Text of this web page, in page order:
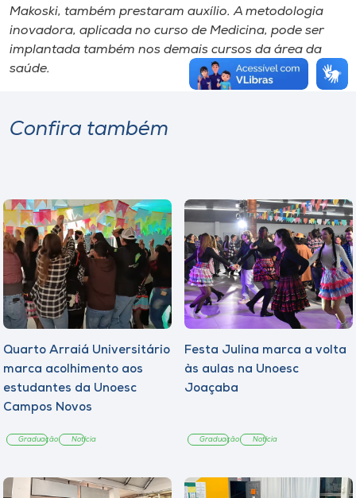
Makoski, também prestaram auxílio. A metodologia
inovadora, aplicada no curso de Medicina, pode ser
implantada também nos demais cursos da área da
saúde.
Confira também
Quarto Arraiá Universitário
marca acolhimento aos
estudantes da Unoesc
Campos Novos
Graduação Notícia
Festa Julina marca a volta
às aulas na Unoesc
Joaçaba
Graduação Notícia